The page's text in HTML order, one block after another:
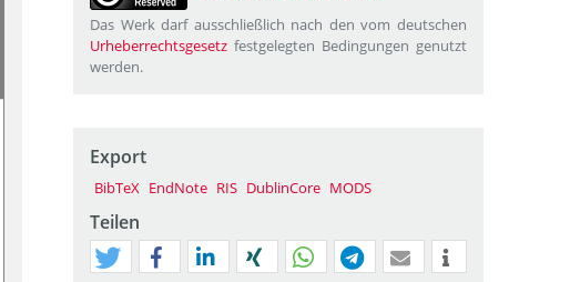
Das Werk darf ausschließlich nach den vom deutschen
Urheberrechtsgesetz festgelegten Bedingungen genutzt
werden.
Export
BibTeX EndNote RIS DublinCore MODS
Teilen